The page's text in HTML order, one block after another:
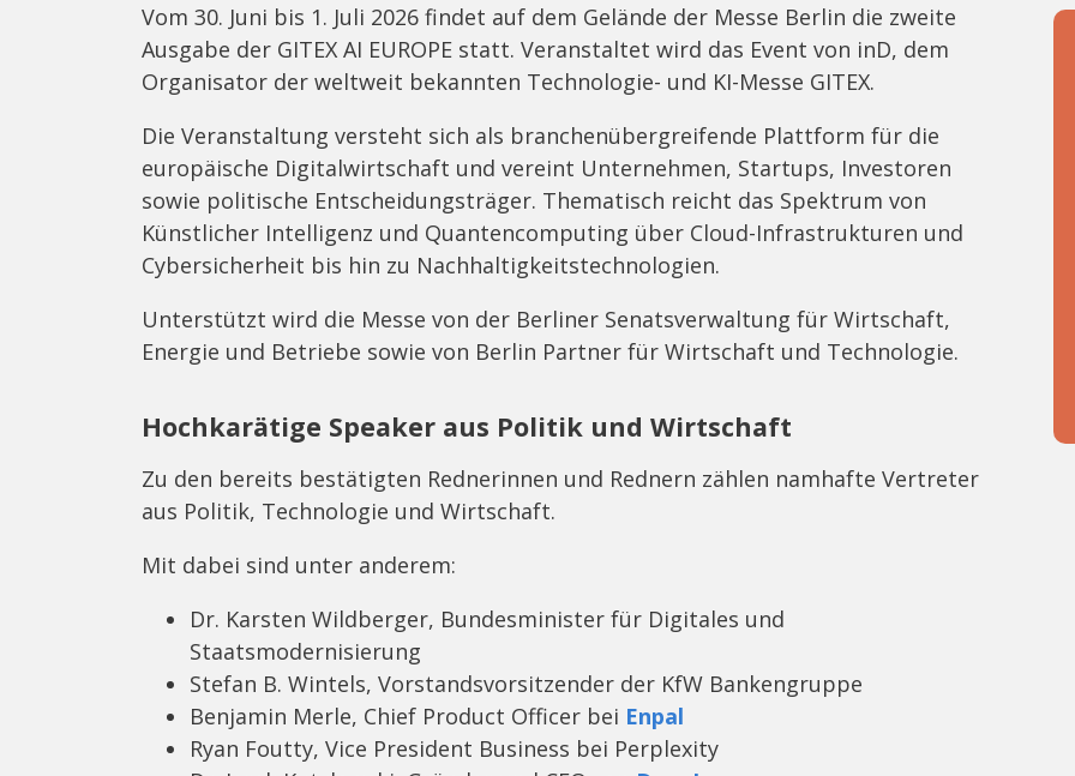
Vom 30. Juni bis 1. Juli 2026 findet auf dem Gelände der Messe Berlin die zweite
Ausgabe der GITEX AI EUROPE statt. Veranstaltet wird das Event von inD, dem
Organisator der weltweit bekannten Technologie- und KI-Messe GITEX.
Die Veranstaltung versteht sich als branchenübergreifende Plattform für die
europäische Digitalwirtschaft und vereint Unternehmen, Startups, Investoren
sowie politische Entscheidungsträger. Thematisch reicht das Spektrum von
Künstlicher Intelligenz und Quantencomputing über Cloud-Infrastrukturen und
Cybersicherheit bis hin zu Nachhaltigkeitstechnologien.
Unterstützt wird die Messe von der Berliner Senatsverwaltung für Wirtschaft,
Energie und Betriebe sowie von Berlin Partner für Wirtschaft und Technologie.
Hochkarätige Speaker aus Politik und Wirtschaft
Zu den bereits bestätigten Rednerinnen und Rednern zählen namhafte Vertreter
aus Politik, Technologie und Wirtschaft.
Mit dabei sind unter anderem:
Dr. Karsten Wildberger, Bundesminister für Digitales und
Staatsmodernisierung
Stefan B. Wintels, Vorstandsvorsitzender der KfW Bankengruppe
Benjamin Merle, Chief Product Officer bei Enpal
Ryan Foutty, Vice President Business bei Perplexity